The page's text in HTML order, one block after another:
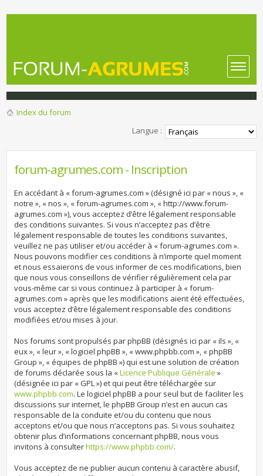
Index du forum
Langue :
forum-agrumes.com - Inscription
En accédant à « forum-agrumes.com » (désigné ici par « nous », «
notre », « nos », « forum-agrumes.com », « http://www.forum-
agrumes.com »), vous acceptez d’être légalement responsable
des conditions suivantes. Si vous n’acceptez pas d’être
légalement responsable de toutes les conditions suivantes,
veuillez ne pas utiliser et/ou accéder à « forum-agrumes.com ».
Nous pouvons modifier ces conditions à n’importe quel moment
et nous essaierons de vous informer de ces modifications, bien
que nous vous conseillons de vérifier régulièrement cela par
vous-même car si vous continuez à participer à « forum-
agrumes.com » après que les modifications aient été effectuées,
vous acceptez d’être légalement responsable des conditions
modifiées et/ou mises à jour.
Nos forums sont propulsés par phpBB (désignés ici par « ils », «
eux », « leur », « logiciel phpBB », « www.phpbb.com », « phpBB
Group », « équipes de phpBB ») qui est une solution de création
de forums déclarée sous la «Licence Publique Générale »
(désignée ici par « GPL ») et qui peut être téléchargée sur
www.phpbb.com. Le logiciel phpBB a pour seul but de faciliter les
discussions sur internet, le phpBB Group n’est en aucun cas
responsable de la conduite et/ou du contenu que nous
acceptons et/ou que nous n’acceptons pas. Si vous souhaitez
obtenir plus d’informations concernant phpBB, nous vous
invitons à consulterhttps://www.phpbb.com/.
Vous acceptez de ne publier aucun contenu à caractère abusif,